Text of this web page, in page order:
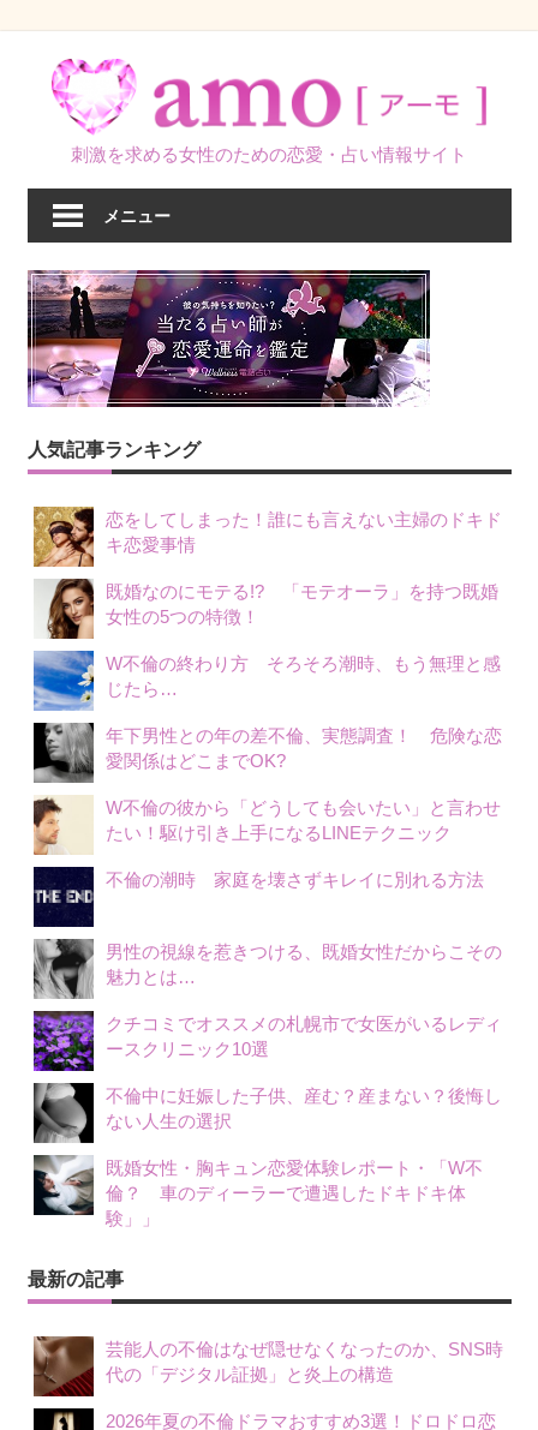
刺激を求める女性のための恋愛・占い情報サイト
メニュー
人気記事ランキング
恋をしてしまった！誰にも言えない主婦のドキド
キ恋愛事情
既婚なのにモテる!? 「モテオーラ」を持つ既婚
女性の5つの特徴！
W不倫の終わり方 そろそろ潮時、もう無理と感
じたら…
年下男性との年の差不倫、実態調査！ 危険な恋
愛関係はどこまでOK?
W不倫の彼から「どうしても会いたい」と言わせ
たい！駆け引き上手になるLINEテクニック
不倫の潮時 家庭を壊さずキレイに別れる方法
男性の視線を惹きつける、既婚女性だからこその
魅力とは…
クチコミでオススメの札幌市で女医がいるレディ
ースクリニック10選
不倫中に妊娠した子供、産む？産まない？後悔し
ない人生の選択
既婚女性・胸キュン恋愛体験レポート・「W不
倫？ 車のディーラーで遭遇したドキドキ体
験」」
最新の記事
芸能人の不倫はなぜ隠せなくなったのか、SNS時
代の「デジタル証拠」と炎上の構造
2026年夏の不倫ドラマおすすめ3選！ドロドロ恋